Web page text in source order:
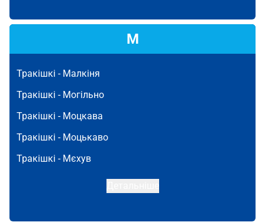
М
Тракішкі - Малкіня
Тракішкі - Могільно
Тракішкі - Моцкава
Тракішкі - Моцькаво
Тракішкі - Мєхув